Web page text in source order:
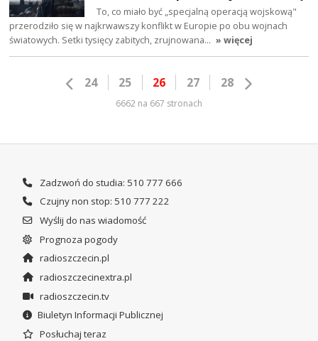
To, co miało być „specjalną operacją wojskową"
przerodziło się w najkrwawszy konflikt w Europie po obu wojnach
światowych. Setki tysięcy zabitych, zrujnowana… » więcej
24 25 26 27 28
6662 na 667 stronach
Zadzwoń do studia: 510 777 666
Czujny non stop: 510 777 222
Wyślij do nas wiadomość
Prognoza pogody
radioszczecin.pl
radioszczecinextra.pl
radioszczecin.tv
Biuletyn Informacji Publicznej
Posłuchaj teraz